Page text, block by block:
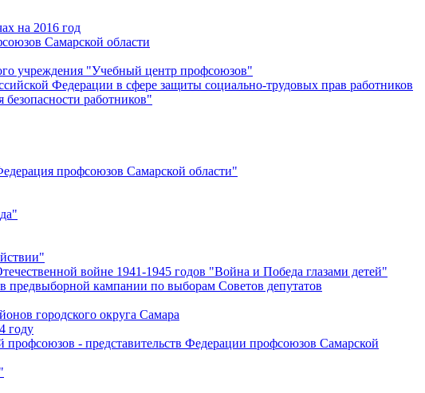
на 2016 год
Самарской области
учреждения "Учебный центр профсоюзов"
Федерации в сфере защиты социально-трудовых прав работников
работников"
профсоюзов Самарской области"
войне 1941-1945 годов "Война и Победа глазами детей"
предвыборной кампании по выборам Советов депутатов
городского округа Самара
году
профсоюзов - представительств Федерации профсоюзов Самарской